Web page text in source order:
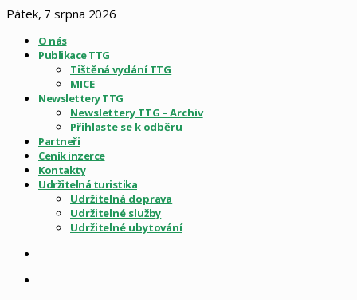
Pátek, 7 srpna 2026
O nás
Publikace TTG
Tištěná vydání TTG
MICE
Newslettery TTG
Newslettery TTG – Archiv
Přihlaste se k odběru
Partneři
Ceník inzerce
Kontakty
Udržitelná turistika
Udržitelná doprava
Udržitelné služby
Udržitelné ubytování